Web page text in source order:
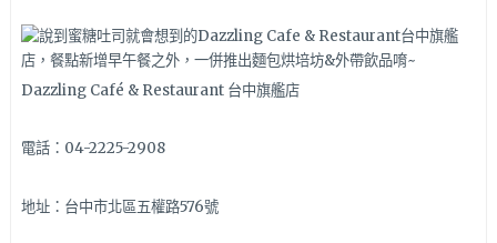
Dazzling Café & Restaurant 台中旗艦店
電話：04-2225-2908
地址：台中市北區五權路576號